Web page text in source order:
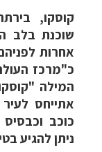
קוסקו,
שוכנת בלב
אחרות
כ"מרכז
המילה
אתייחס
כוכב
ניתן להגיע